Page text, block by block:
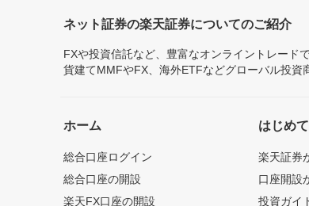
ネット証券の楽天証券についてのご紹介
FXや投資信託など、豊富なオンライントレード
貨建てMMFやFX、海外ETFなどグローバル投資
ホーム
総合口座ログイン
総合口座の開設
楽天FX口座の開設
はじめ
楽天証券
口座開設
投資ガイ